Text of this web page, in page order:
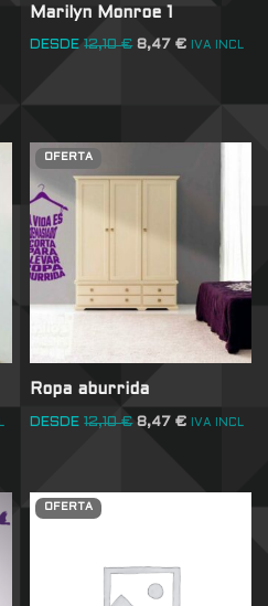
Marilyn Monroe 1
DESDE 12,10€ 8,47€ IVA INCL
OFERTA
Ropa aburrida
DESDE 12,10€ 8,47€ IVA INCL
OFERTA